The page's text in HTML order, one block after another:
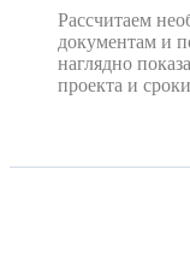
Рассчитаем
документам и
наглядно
проекта и